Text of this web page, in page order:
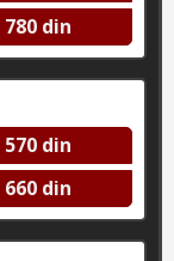
780 din
570 din
660 din